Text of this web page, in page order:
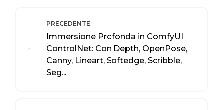
PRECEDENTE
Immersione Profonda in ComfyUI
ControlNet: Con Depth, OpenPose,
Canny, Lineart, Softedge, Scribble,
Seg...